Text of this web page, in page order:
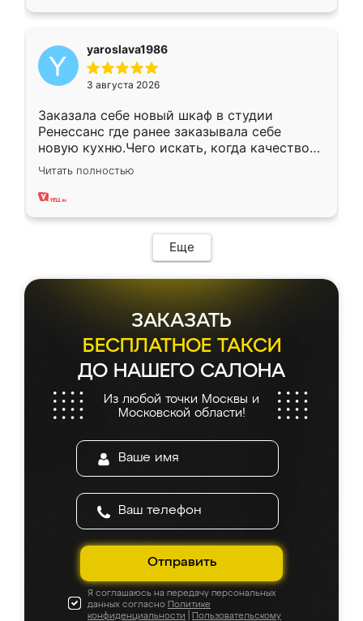
yaroslava1986
3 августа 2026
Заказала себе новый шкаф в студии
Ренессанс где ранее заказывала себе
новую кухню.Чего искать, когда качеством
вполне довольна. Служит кухня уже почти
два года, нареканий нет.
Читать полностью
Еще
ЗАКАЗАТЬ
БЕСПЛАТНОЕ ТАКСИ
ДО НАШЕГО САЛОНА
Из любой точки Москвы и
Московской области!
Отправить
Я соглашаюсь на передачу персональных
данных согласно Политике
конфиденциальности
Пользовательскому